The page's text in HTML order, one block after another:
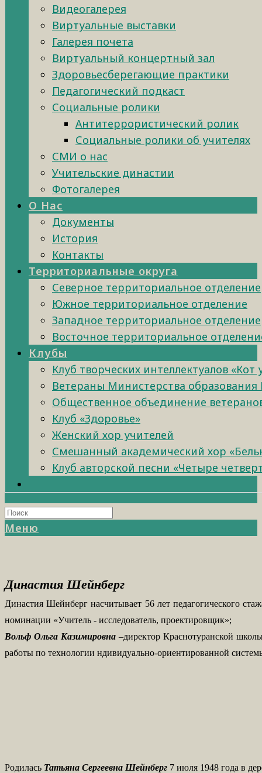
Видеогалерея
Виртуальные выставки
Галерея почета
Виртуальный концертный зал
Здоровьесберегающие практики
Педагогический подкаст
Социальные ролики
Антитеррористический ролик
Социальные ролики об учителях
СМИ о нас
Учительские династии
Фотогалерея
О Нас
Документы
История
Контакты
Территориальные округа
Северное территориальное отделение
Южное территориальное отделение
Западное территориальное отделение
Восточное территориальное
Клубы
Клуб творческих интеллектуалов «Кот
Ветераны Министерства образования
Общественное объединение
Клуб «Здоровье»
Женский хор учителей
Смешанный академический хор
Клуб авторской песни «Четыре
Меню
Династия Шейнберг
Династия Шейнберг насчитывает 56 лет педагогического
номинации «Учитель - исследователь, проектировщик»;
Вольф Ольга Казимировна–директор Краснотуранской
работы по технологии ндивидуально-ориентированной
Родилась Татьяна Сергеевна Шейнберг 7 июля 1948 года в